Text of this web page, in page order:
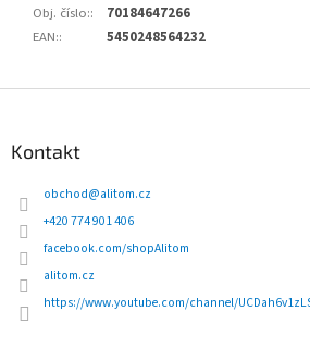
Obj. číslo::
70184647266
EAN:: 5450248564232
Kontakt
obchod@alitom.cz
+420 774 901 406
facebook.com/shopAlitom
alitom.cz
https://www.youtube.com/channel/